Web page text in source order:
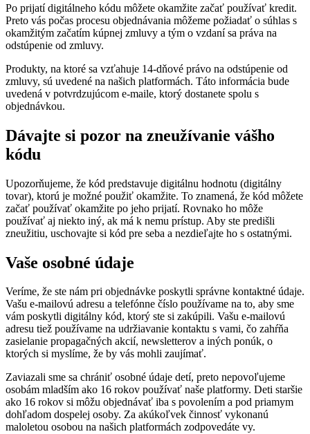
Po prijatí digitálneho kódu môžete okamžite začať používať kredit.
Preto vás počas procesu objednávania môžeme požiadať o súhlas s
okamžitým začatím kúpnej zmluvy a tým o vzdaní sa práva na
odstúpenie od zmluvy.
Produkty, na ktoré sa vzťahuje 14-dňové právo na odstúpenie od
zmluvy, sú uvedené na našich platformách. Táto informácia bude
uvedená v potvrdzujúcom e-maile, ktorý dostanete spolu s
objednávkou.
Dávajte si pozor na zneužívanie vášho
kódu
Upozorňujeme, že kód predstavuje digitálnu hodnotu (digitálny
tovar), ktorú je možné použiť okamžite. To znamená, že kód môžete
začať používať okamžite po jeho prijatí. Rovnako ho môže
používať aj niekto iný, ak má k nemu prístup. Aby ste predišli
zneužitiu, uschovajte si kód pre seba a nezdieľajte ho s ostatnými.
Vaše osobné údaje
Veríme, že ste nám pri objednávke poskytli správne kontaktné údaje.
Vašu e-mailovú adresu a telefónne číslo používame na to, aby sme
vám poskytli digitálny kód, ktorý ste si zakúpili. Vašu e-mailovú
adresu tiež používame na udržiavanie kontaktu s vami, čo zahŕňa
zasielanie propagačných akcií, newsletterov a iných ponúk, o
ktorých si myslíme, že by vás mohli zaujímať.
Zaviazali sme sa chrániť osobné údaje detí, preto nepovoľujeme
osobám mladším ako 16 rokov používať naše platformy. Deti staršie
ako 16 rokov si môžu objednávať iba s povolením a pod priamym
dohľadom dospelej osoby. Za akúkoľvek činnosť vykonanú
maloletou osobou na našich platformách zodpovedáte vy.